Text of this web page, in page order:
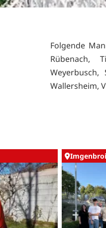
Folgende
Rübenach,
Wallersheim,